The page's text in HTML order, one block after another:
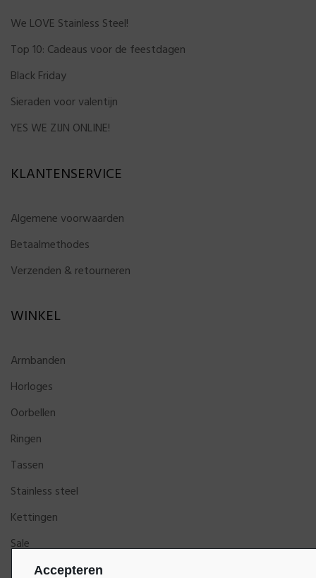
Accepteren
We LOVE Stainless Steel!
Top 10: Cadeaus voor de feestdagen
Black Friday
Sieraden voor valentijn
YES WE ZIJN ONLINE!
KLANTENSERVICE
Algemene voorwaarden
Betaalmethodes
Verzenden & retourneren
WINKEL
Armbanden
Horloges
Oorbellen
Ringen
Tassen
Stainless steel
Kettingen
Sale